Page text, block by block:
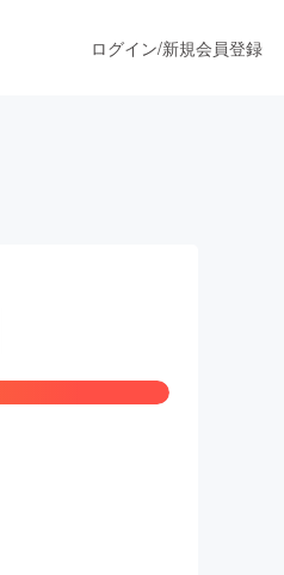
ログイン/新規会員登録